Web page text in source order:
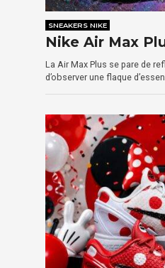
SNEAKERS NIKE
Nike Air Max
La Air Max Plus se pare de
d’observer une flaque